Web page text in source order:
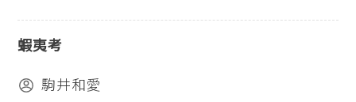
蝦夷考
駒井和愛